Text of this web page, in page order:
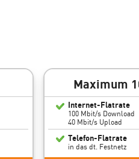
Maximum
Internet-Flatrate
100 Mbit/s Download
40 Mbit/s Upload
Telefon-Flatrate
in das dt. Festnetz